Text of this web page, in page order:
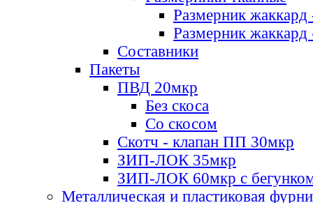
Размерник
Размерник
Составники
Пакеты
ПВД 20мкр
Без скоса
Со скосом
Скотч - клапан ПП 30мкр
ЗИП-ЛОК 35мкр
ЗИП-ЛОК 60мкр с
Металлическая и пластиковая